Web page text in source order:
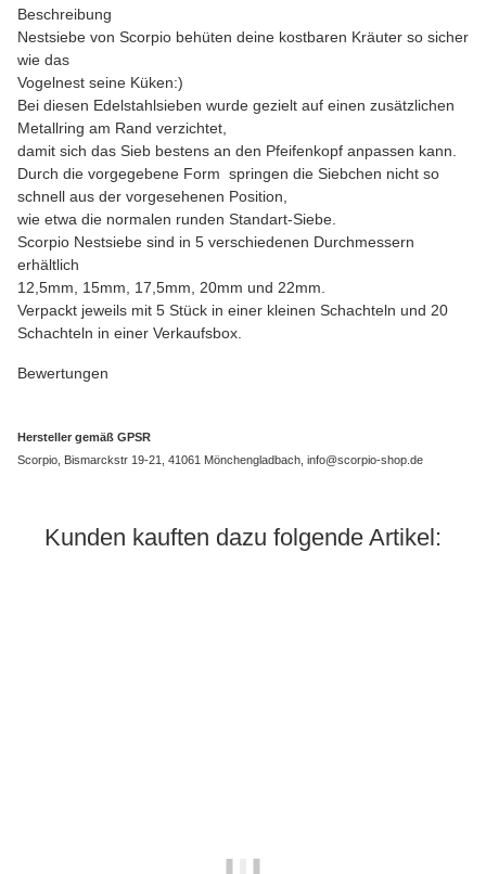
Beschreibung
Nestsiebe von Scorpio behüten deine kostbaren Kräuter so sicher
wie das
Vogelnest seine Küken:)
Bei diesen Edelstahlsieben wurde gezielt auf einen zusätzlichen
Metallring am Rand verzichtet,
damit sich das Sieb bestens an den Pfeifenkopf anpassen kann.
Durch die vorgegebene Form springen die Siebchen nicht so
schnell aus der vorgesehenen Position,
wie etwa die normalen runden Standart-Siebe.
Scorpio Nestsiebe sind in 5 verschiedenen Durchmessern
erhältlich
12,5mm, 15mm, 17,5mm, 20mm und 22mm.
Verpackt jeweils mit 5 Stück in einer kleinen Schachteln und 20
Schachteln in einer Verkaufsbox.
Bewertungen
Hersteller gemäß GPSR
Scorpio, Bismarckstr 19-21, 41061 Mönchengladbach, info@scorpio-shop.de
Kunden kauften dazu folgende Artikel: